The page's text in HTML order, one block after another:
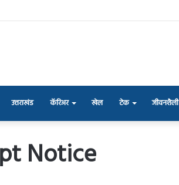
उत्तराखंड कॅरिअर खेल टेक जीवनशैली
Notice